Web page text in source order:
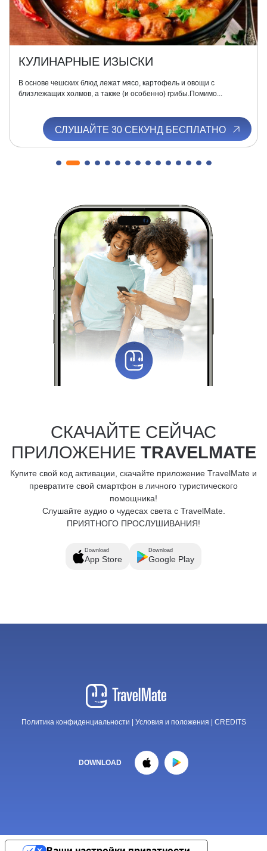
КУЛИНАРНЫЕ ИЗЫСКИ
В основе чешских блюд лежат мясо, картофель и овощи с
близлежащих холмов, а также (и особенно) грибы.Помимо...
СЛУШАЙТЕ 30 СЕКУНД БЕСПЛАТНО
СКАЧАЙТЕ СЕЙЧАС
ПРИЛОЖЕНИЕ TRAVELMATE
Купите свой код активации, скачайте приложение TravelMate и
превратите свой смартфон в личного туристического
помощника!
Слушайте аудио о чудесах света с TravelMate.
ПРИЯТНОГО ПРОСЛУШИВАНИЯ!
Download
App Store
Download
Google Play
Политика конфиденциальности Условия и положения CREDITS
DOWNLOAD